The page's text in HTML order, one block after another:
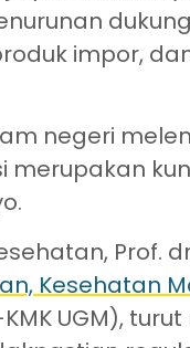
impor,
negeri
merupakan
Prof.
Kesehatan
KMK UGM),